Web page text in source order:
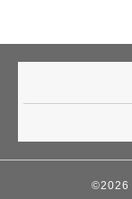
©2026